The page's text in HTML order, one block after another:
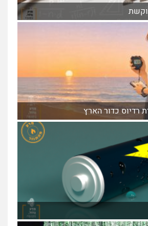
רדיוס כדור הארץ